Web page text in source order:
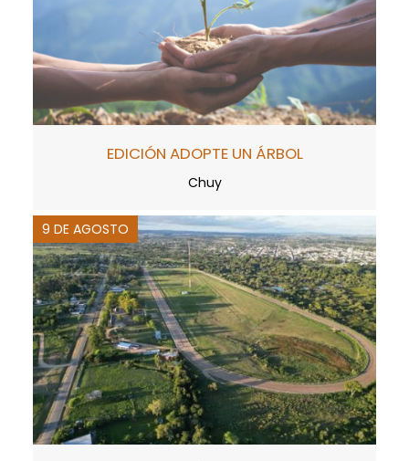
EDICIÓN ADOPTE UN ÁRBOL
Chuy
9 DE AGOSTO